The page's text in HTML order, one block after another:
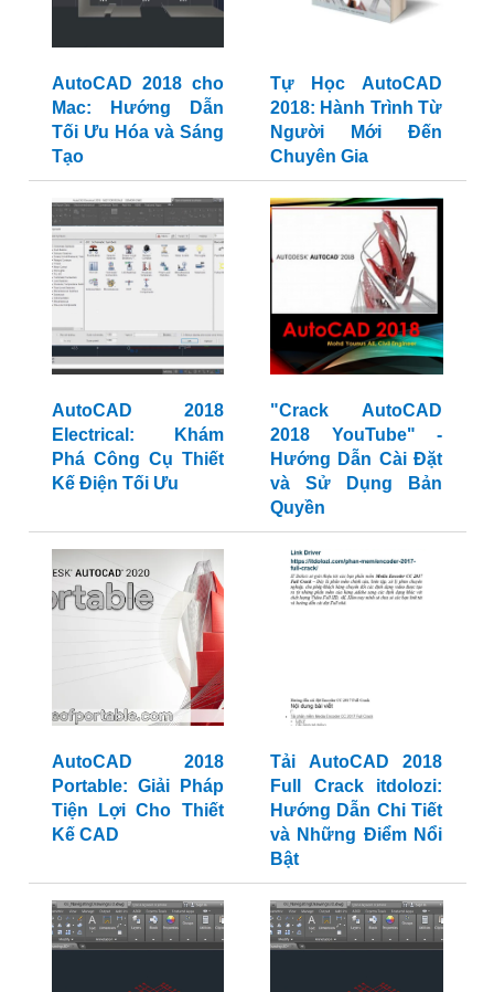
AutoCAD 2018 cho
Mac: Hướng Dẫn
Tối Ưu Hóa và Sáng
Tạo
Tự Học AutoCAD
2018: Hành Trình Từ
Người Mới Đến
Chuyên Gia
AutoCAD 2018
Electrical: Khám
Phá Công Cụ Thiết
Kế Điện Tối Ưu
"Crack AutoCAD
2018 YouTube" -
Hướng Dẫn Cài Đặt
và Sử Dụng Bản
Quyền
AutoCAD 2018
Portable: Giải Pháp
Tiện Lợi Cho Thiết
Kế CAD
Tải AutoCAD 2018
Full Crack itdolozi:
Hướng Dẫn Chi Tiết
và Những Điểm Nổi
Bật